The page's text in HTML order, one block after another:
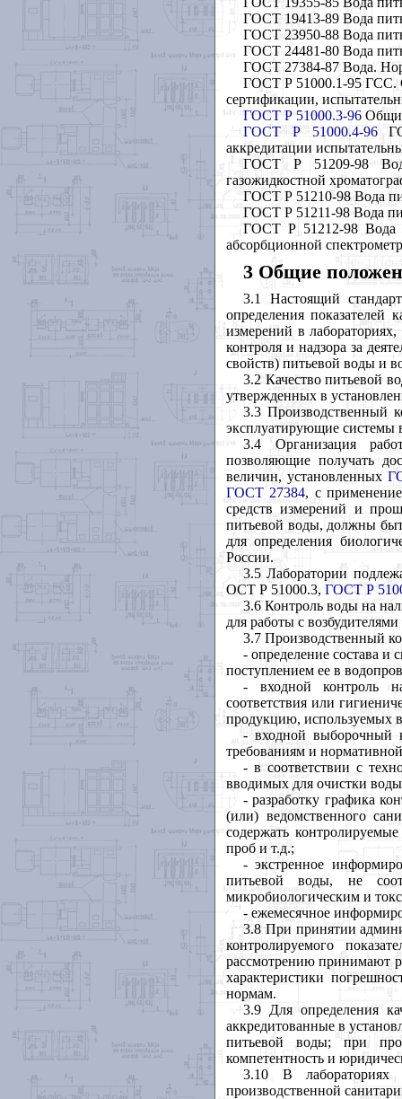
ГОСТ 19413-89 Вода
ГОСТ 23950-88 Вода
ГОСТ 24481-80 Вода
ГОСТ 27384-87 Вода.
ГОСТ Р 51000.1-95 ГСС.
сертификации,
ГОСТ Р 51000.3-96Общие
ГОСТ Р 51000.4-96
аккредитации
ГОСТ Р 51209-98 Вода
газожидкостной
ГОСТ Р 51210-98 Вода
ГОСТ Р 51211-98 Вода
ГОСТ Р 51212-98 Вода
абсорбционной
3 Общие
3.1 Настоящий
определения показателей
измерений в
контроля и надзора за
свойств) питьевой воды и
3.2 Качество питьевой
утвержденных в
3.3 Производственный
эксплуатирующие системы
3.4 Организация
позволяющие получать
величин, установленных
ГОСТ 27384, с
средств измерений и
питьевой воды, должны
для определения
России.
3.5 Лаборатории
ОСТ Р 51000.3, ГОСТ Р
3.6 Контроль воды на
для работы с
3.7 Производственный
- определение состава и
поступлением ее в
- входной контроль
соответствия или
продукцию, используемых
- входной выборочный
требованиям и
- в соответствии с
вводимых для очистки
- разработку графика
(или) ведомственного
содержать
проб и т.д.;
- экстренное
питьевой воды, не
микробиологическим и
- ежемесячное
3.8 При принятии
контролируемого
рассмотрению принимают
характеристики
нормам.
3.9 Для определения
аккредитованные в
питьевой воды; при
компетентность и
3.10 В лабораториях
производственной